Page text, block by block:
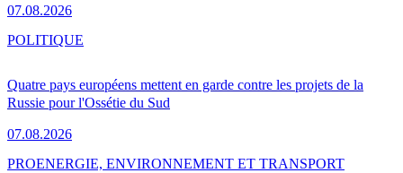
07.08.2026
Quatre pays européens mettent en garde contre les projets de la
Russie pour l'Ossétie du Sud
07.08.2026
POLITIQUE
PROENERGIE, ENVIRONNEMENT ET TRANSPORT